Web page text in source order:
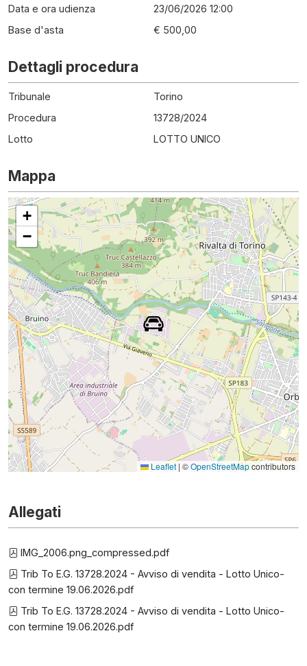
Data e ora udienza
23/06/2026 12:00
Base d'asta
€ 500,00
Dettagli procedura
Tribunale
Torino
Procedura
13728/2024
Lotto
LOTTO UNICO
Mappa
+
−
Leaflet | ©OpenStreetMapcontributors
Allegati
IMG_2006.png_compressed.pdf
Trib To E.G. 13728.2024 - Avviso di vendita - Lotto Unico-
con termine 19.06.2026.pdf
Trib To E.G. 13728.2024 - Avviso di vendita - Lotto Unico-
con termine 19.06.2026.pdf